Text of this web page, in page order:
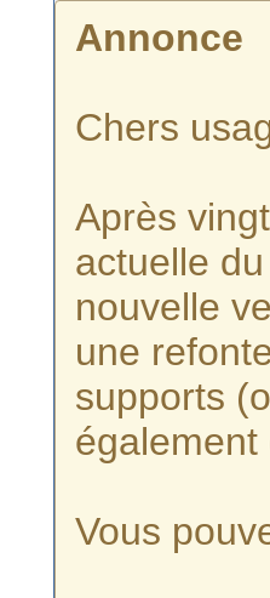
Annonce
Chers
Après
actuelle
nouvelle
une
supports
Vous